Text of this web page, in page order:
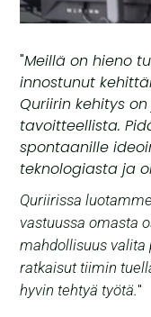
"Meillä on hieno
innostunut
Quriirin kehitys
tavoitteellista.
spontaanille
teknologiasta ja
Quriirissa
vastuussa omasta
mahdollisuus valita
ratkaisut tiimin
hyvin tehtyä työtä."